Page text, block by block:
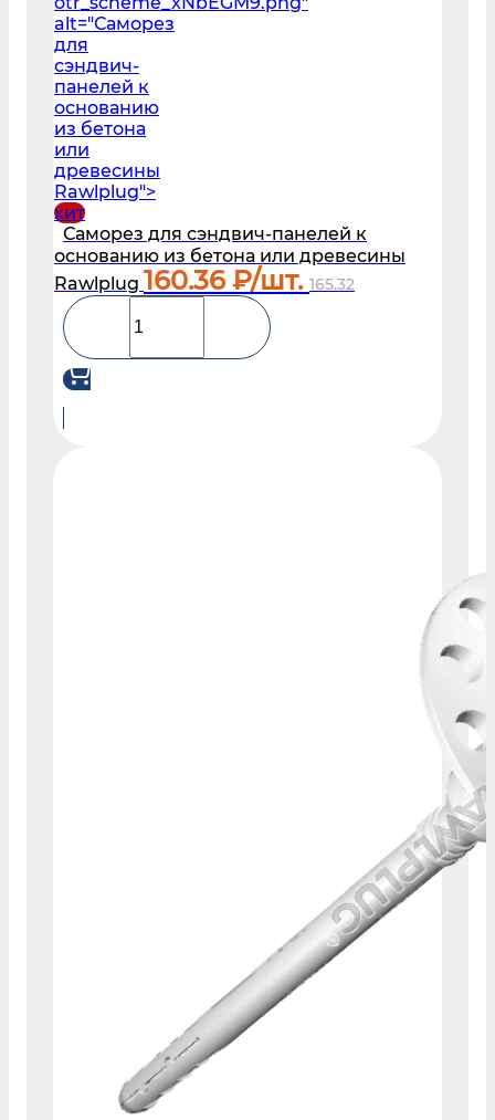
alt="Саморез
для
сэндвич-
панелей к
основанию
из бетона
или
древесины
Rawlplug">
хит
Саморез для сэндвич-панелей к
основанию из бетона или древесины
Rawlplug 160.36₽/шт. 165.32